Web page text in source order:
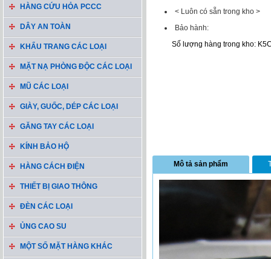
HÀNG CỨU HỎA PCCC
DÂY AN TOÀN
KHẨU TRANG CÁC LOẠI
MẶT NẠ PHÒNG ĐỘC CÁC LOẠI
MŨ CÁC LOẠI
GIÀY, GUỐC, DÉP CÁC LOẠI
GĂNG TAY CÁC LOẠI
KÍNH BẢO HỘ
HÀNG CÁCH ĐIỆN
THIẾT BỊ GIAO THÔNG
ĐÈN CÁC LOẠI
ỦNG CAO SU
MỘT SỐ MẶT HÀNG KHÁC
< Luôn có sẵn trong kho >
Bảo hành:
Số lượng hàng trong kho:
Mô tả sản phẩm